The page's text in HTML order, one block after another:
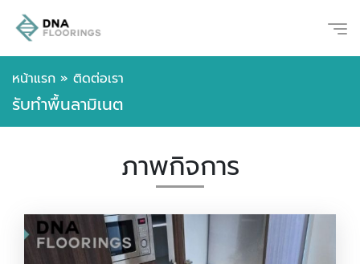
หน้าแรก » ติดต่อเรา
รับทำพื้นลามิเนต
ภาพกิจการ